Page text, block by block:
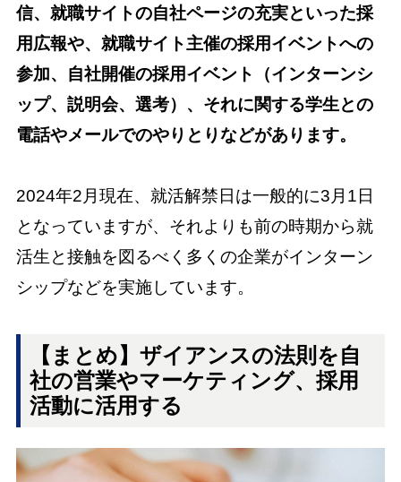
信、就職サイトの自社ページの充実といった採
用広報や、就職サイト主催の採用イベントへの
参加、自社開催の採用イベント（インターンシ
ップ、説明会、選考）、それに関する学生との
電話やメールでのやりとりなどがあります。
2024年2月現在、就活解禁日は一般的に3月1日
となっていますが、それよりも前の時期から就
活生と接触を図るべく多くの企業がインターン
シップなどを実施しています。
【まとめ】ザイアンスの法則を自
社の営業やマーケティング、採用
活動に活用する